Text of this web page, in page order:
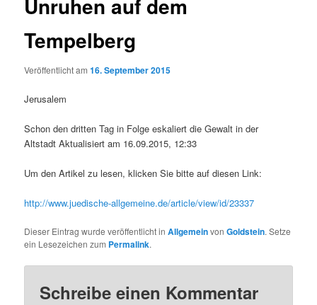
Unruhen auf dem
Tempelberg
Veröffentlicht am16. September 2015
Jerusalem
Schon den dritten Tag in Folge eskaliert die Gewalt in der
Altstadt Aktualisiert am 16.09.2015, 12:33
Um den Artikel zu lesen, klicken Sie bitte auf diesen Link:
http://www.juedische-allgemeine.de/article/view/id/23337
Dieser Eintrag wurde veröffentlicht inAllgemeinvonGoldstein. Setze
ein Lesezeichen zum Permalink.
Schreibe einen Kommentar